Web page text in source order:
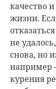
качество
жизни.
не
снова, но
например
курения